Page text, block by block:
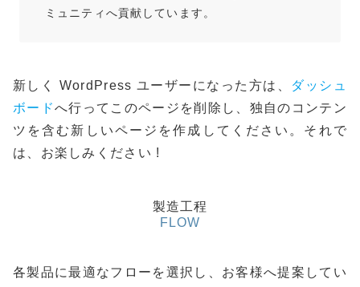
ミュニティへ貢献しています。
新しく WordPress ユーザーになった方は、
ダッシュ
ボードへ行ってこのページを削除し、独自のコンテン
ツを含む新しいページを作成してください。それで
は、お楽しみください !
製造工程
FLOW
各製品に最適なフローを選択し、お客様へ提案してい